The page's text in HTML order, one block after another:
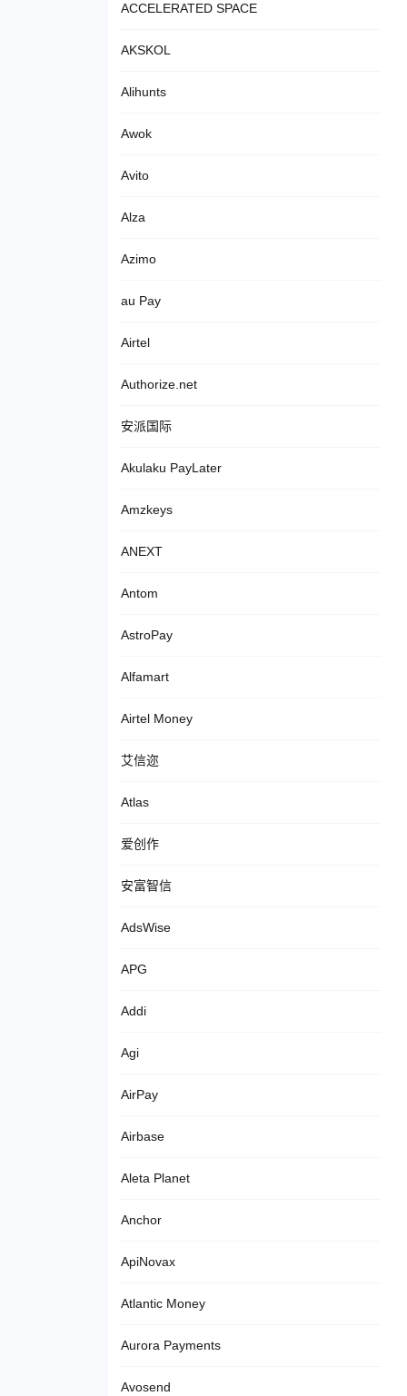
ACCELERATED SPACE
AKSKOL
Alihunts
Awok
Avito
Alza
Azimo
au Pay
Airtel
Authorize.net
安派国际
Akulaku PayLater
Amzkeys
ANEXT
Antom
AstroPay
Alfamart
Airtel Money
艾信迩
Atlas
爱创作
安富智信
AdsWise
APG
Addi
Agi
AirPay
Airbase
Aleta Planet
Anchor
ApiNovax
Atlantic Money
Aurora Payments
Avosend